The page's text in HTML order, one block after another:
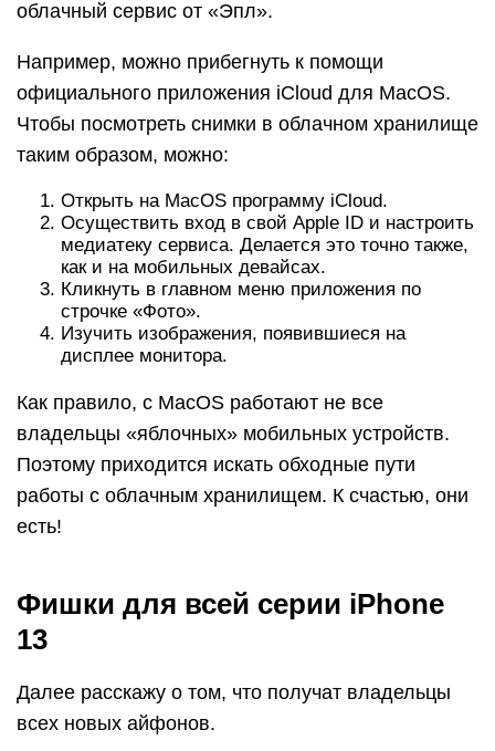
облачный сервис от «Эпл».
Например, можно прибегнуть к помощи
официального приложения iCloud для MacOS.
Чтобы посмотреть снимки в облачном хранилище
таким образом, можно:
Открыть на MacOS программу iCloud.
Осуществить вход в свой Apple ID и настроить
медиатеку сервиса. Делается это точно также,
как и на мобильных девайсах.
Кликнуть в главном меню приложения по
строчке «Фото».
Изучить изображения, появившиеся на
дисплее монитора.
Как правило, с MacOS работают не все
владельцы «яблочных» мобильных устройств.
Поэтому приходится искать обходные пути
работы с облачным хранилищем. К счастью, они
есть!
Фишки для всей серии iPhone
13
Далее расскажу о том, что получат владельцы
всех новых айфонов.